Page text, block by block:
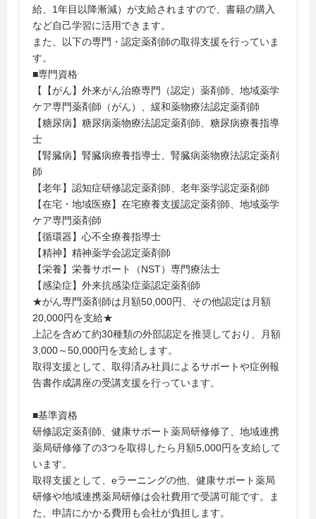
給、1年目以降漸減）が支給されますので、書籍の購入
など自己学習に活用できます。
また、以下の専門・認定薬剤師の取得支援を行っていま
す。
■専門資格
【【がん】外来がん治療専門（認定）薬剤師、地域薬学
ケア専門薬剤師（がん）、緩和薬物療法認定薬剤師
【糖尿病】糖尿病薬物療法認定薬剤師、糖尿病療養指導
士
【腎臓病】腎臓病療養指導士、腎臓病薬物療法認定薬剤
師
【老年】認知症研修認定薬剤師、老年薬学認定薬剤師
【在宅・地域医療】在宅療養支援認定薬剤師、地域薬学
ケア専門薬剤師
【循環器】心不全療養指導士
【精神】精神薬学会認定薬剤師
【栄養】栄養サポート（NST）専門療法士
【感染症】外来抗感染症薬認定薬剤師
★がん専門薬剤師は月額50,000円、その他認定は月額
20,000円を支給★
上記を含めて約30種類の外部認定を推奨しており、月額
3,000～50,000円を支給します。
取得支援として、取得済み社員によるサポートや症例報
告書作成講座の受講支援を行っています。
■基準資格
研修認定薬剤師、健康サポート薬局研修修了、地域連携
薬局研修修了の3つを取得したら月額5,000円を支給して
います。
取得支援として、eラーニングの他、健康サポート薬局
研修や地域連携薬局研修は会社費用で受講可能です。ま
た、申請にかかる費用も会社が負担します。